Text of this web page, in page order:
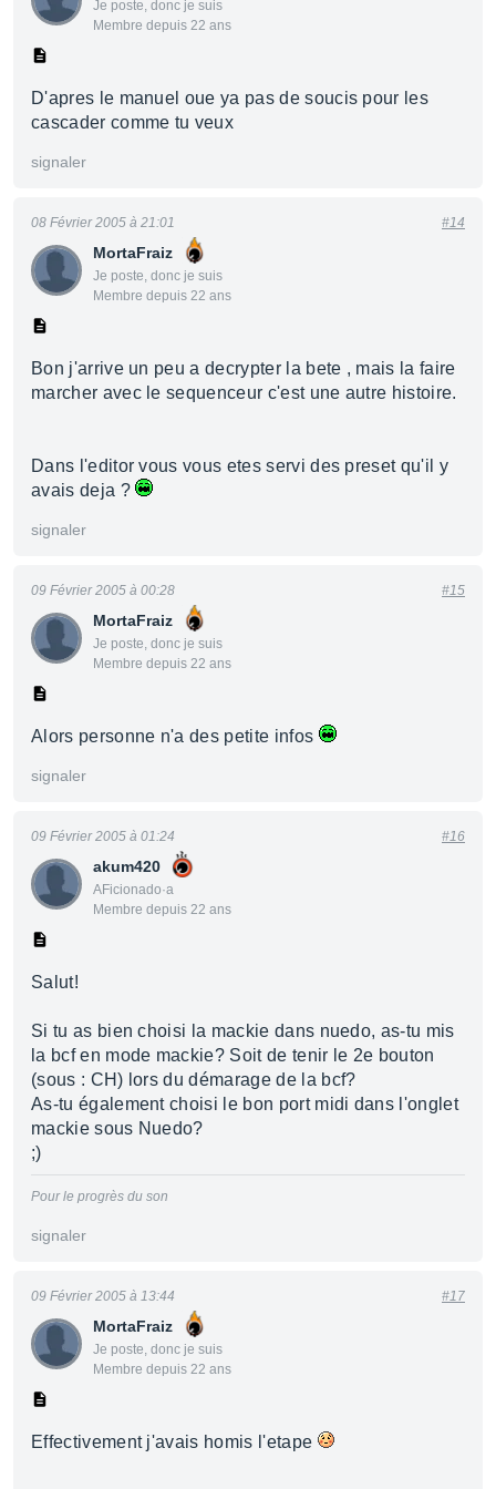
Je poste, donc je suis
Membre depuis 22 ans
D'apres le manuel oue ya pas de soucis pour les
cascader comme tu veux
signaler
MortaFraiz
Je poste, donc je suis
Membre depuis 22 ans
08 Février 2005 à 21:01 #14
Bon j'arrive un peu a decrypter la bete , mais la faire
marcher avec le sequenceur c'est une autre histoire.
Dans l'editor vous vous etes servi des preset qu'il y
avais deja ?
signaler
MortaFraiz
Je poste, donc je suis
Membre depuis 22 ans
09 Février 2005 à 00:28 #15
Alors personne n'a des petite infos
signaler
akum420
AFicionado·a
Membre depuis 22 ans
09 Février 2005 à 01:24 #16
Salut!
Si tu as bien choisi la mackie dans nuedo, as-tu mis
la bcf en mode mackie? Soit de tenir le 2e bouton
(sous : CH) lors du démarage de la bcf?
As-tu également choisi le bon port midi dans l'onglet
mackie sous Nuedo?
;)
Pour le progrès du son
signaler
MortaFraiz
Je poste, donc je suis
Membre depuis 22 ans
09 Février 2005 à 13:44 #17
Effectivement j'avais homis l'etape